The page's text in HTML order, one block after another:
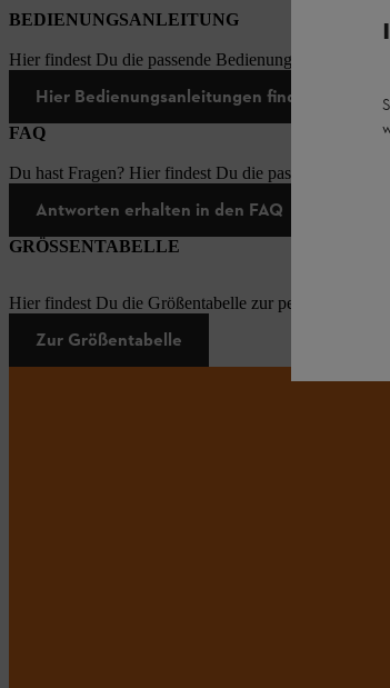
BEDIENUNGSANLEITUNG
Hier findest Du die passende Bedienungsanleitungen
Hier Bedienungsanleitungen finden
FAQ
Du hast Fragen? Hier findest Du die passenden
Antworten erhalten in den FAQ
GRÖSSENTABELLE
Hier findest Du die Größentabelle zur persönlichen
Zur Größentabelle